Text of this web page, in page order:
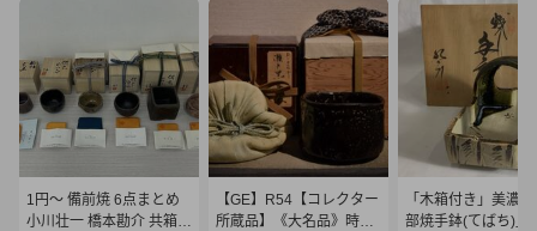
1円～ 備前焼 6点まとめ
小川壮一 橋本勘介 共箱
【GE】R54【コレクター
所蔵品】《大名品》時代
「木箱付き」美濃
部焼手鉢(てばち)」